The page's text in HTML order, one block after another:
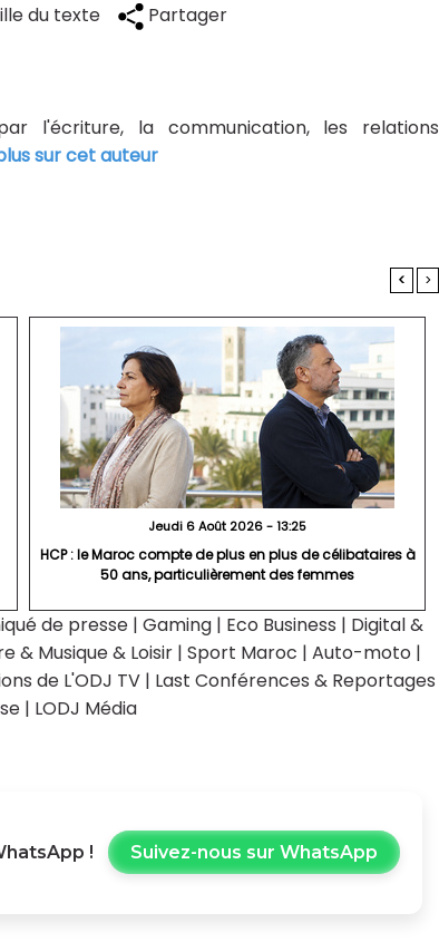
du texte Partager
l'écriture, la communication, les relations
sur cet auteur
< >
Jeudi 6 Août 2026 - 13:25
HCP : le Maroc compte de plus en plus de célibataires à
50 ans, particulièrement des femmes
de presse | Gaming | Eco Business | Digital &
& Musique & Loisir | Sport Maroc | Auto-moto |
de L'ODJ TV | Last Conférences & Reportages
| LODJ Média
! Suivez-nous sur WhatsApp